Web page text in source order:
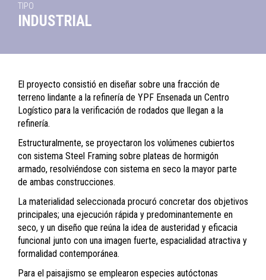
TIPO
INDUSTRIAL
El proyecto consistió en diseñar sobre una fracción de
terreno lindante a la refinería de YPF Ensenada un Centro
Logístico para la verificación de rodados que llegan a la
refinería.
Estructuralmente, se proyectaron los volúmenes cubiertos
con sistema Steel Framing sobre plateas de hormigón
armado, resolviéndose con sistema en seco la mayor parte
de ambas construcciones.
La materialidad seleccionada procuró concretar dos objetivos
principales; una ejecución rápida y predominantemente en
seco, y un diseño que reúna la idea de austeridad y eficacia
funcional junto con una imagen fuerte, espacialidad atractiva y
formalidad contemporánea.
Para el paisajismo se emplearon especies autóctonas